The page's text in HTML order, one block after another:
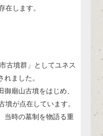
在します。
古墳群」としてユネス
れました。
廟山古墳をはじめ、
墳が点在しています。
当時の墓制を物語る重